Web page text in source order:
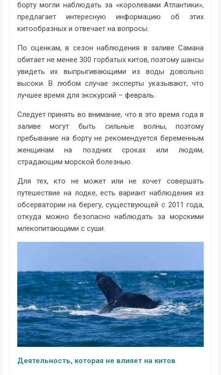
борту могли наблюдать за «королевами Атлантики»,
предлагает интересную информацию об этих
китообразных и отвечает на вопросы.
По оценкам, в сезон наблюдения в заливе Самана
обитает не менее 300 горбатых китов, поэтому шансы
увидеть их выпрыгивающими из воды довольно
высоки. В любом случае эксперты указывают, что
лучшее время для экскурсий – февраль.
Следует принять во внимание, что в это время года в
заливе могут быть сильные волны, поэтому
пребывание на борту не рекомендуется беременным
женщинам на поздних сроках или людям,
страдающим морской болезнью.
Для тех, кто не может или не хочет совершать
путешествие на лодке, есть вариант наблюдения из
обсерватории на берегу, существующей с 2011 года,
откуда можно безопасно наблюдать за морскими
млекопитающими с суши.
Деятельность, которая не влияет на китов